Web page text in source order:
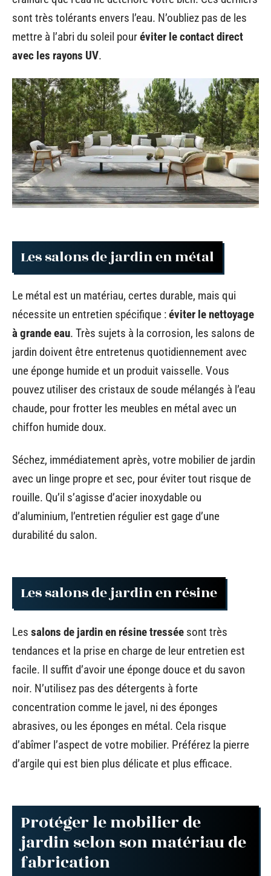
sont très tolérants envers l’eau. N’oubliez pas de les
mettre à l’abri du soleil pouréviter le contact direct
avec les rayons UV.
Les salons de jardin en métal
Le métal est un matériau, certes durable, mais qui
nécessite un entretien spécifique :éviter le nettoyage
à grande eau. Très sujets à la corrosion, les salons de
jardin doivent être entretenus quotidiennement avec
une éponge humide et un produit vaisselle. Vous
pouvez utiliser des cristaux de soude mélangés à l’eau
chaude, pour frotter les meubles en métal avec un
chiffon humide doux.
Séchez, immédiatement après, votre mobilier de jardin
avec un linge propre et sec, pour éviter tout risque de
rouille. Qu’il s’agisse d’acier inoxydable ou
d’aluminium, l’entretien régulier est gage d’une
durabilité du salon.
Les salons de jardin en résine
Les salons de jardin en résine tressée sont très
tendances et la prise en charge de leur entretien est
facile. Il suffit d’avoir une éponge douce et du savon
noir. N’utilisez pas des détergents à forte
concentration comme le javel, ni des éponges
abrasives, ou les éponges en métal. Cela risque
d’abîmer l’aspect de votre mobilier. Préférez la pierre
d’argile qui est bien plus délicate et plus efficace.
Protéger le mobilier de
jardin selon son matériau de
fabrication